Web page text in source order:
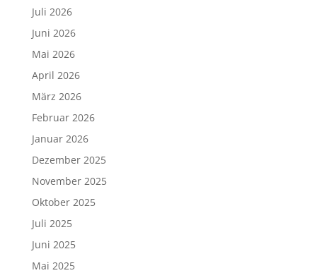
Juli 2026
Juni 2026
Mai 2026
April 2026
März 2026
Februar 2026
Januar 2026
Dezember 2025
November 2025
Oktober 2025
Juli 2025
Juni 2025
Mai 2025